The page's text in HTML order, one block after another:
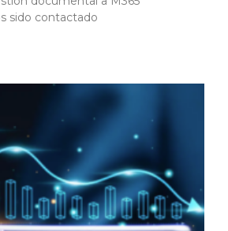
sido contactado